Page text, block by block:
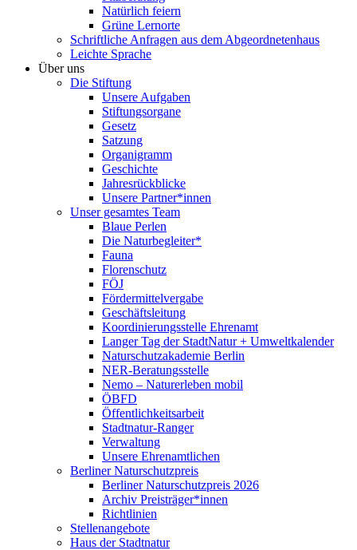
Natürlich feiern
Grüne Lernorte
Schriftliche Anfragen aus dem Abgeordnetenhaus
Leichte Sprache
Über uns
Die Stiftung
Unsere Aufgaben
Stiftungsorgane
Gesetz
Satzung
Organigramm
Geschichte
Jahresrückblicke
Unsere Partner*innen
Unser gesamtes Team
Blaue Perlen
Die Naturbegleiter*
Fauna
Florenschutz
FÖJ
Fördermittelvergabe
Geschäftsleitung
Koordinierungsstelle Ehrenamt
Langer Tag der StadtNatur + Umweltkalender
Naturschutzakademie Berlin
NER-Beratungsstelle
Nemo – Naturerleben mobil
ÖBFD
Öffentlichkeitsarbeit
Stadtnatur-Ranger
Verwaltung
Unsere Ehrenamtlichen
Berliner Naturschutzpreis
Berliner Naturschutzpreis 2026
Archiv Preisträger*innen
Richtlinien
Stellenangebote
Haus der Stadtnatur